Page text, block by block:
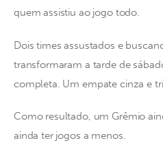
quem assistiu ao jogo todo.
Dois times assustados e
transformaram a tarde de
completa. Um empate cinza e
Como resultado, um Grêmio
ainda ter jogos a menos.